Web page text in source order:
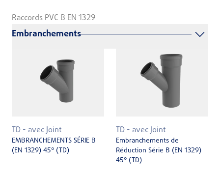
Raccords PVC B EN 1329
Embranchements
TD - avec Joint
EMBRANCHEMENTS SÉRIE B
(EN 1329) 45° (TD)
TD - avec Joint
Embranchements de
Réduction Série B (EN 1329)
45° (TD)